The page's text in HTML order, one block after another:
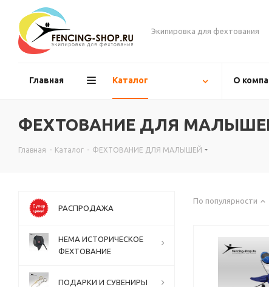
Экипировка для фехтования
Главная Каталог О
ФЕХТОВАНИЕ ДЛЯ
Главная - Каталог - ФЕХТОВАНИЕ ДЛЯ МАЛЫШЕЙ
По популярности
РАСПРОДАЖА
НЕМА ИСТОРИЧЕСКОЕ
ФЕХТОВАНИЕ
ПОДАРКИ И СУВЕНИРЫ